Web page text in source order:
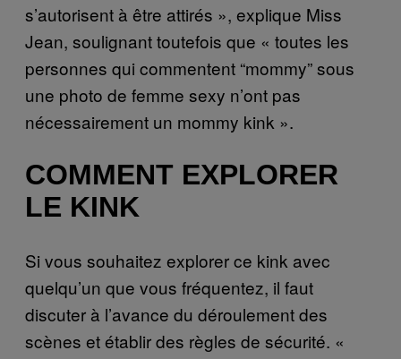
s’autorisent à être attirés », explique Miss
Jean, soulignant toutefois que « toutes les
personnes qui commentent “mommy” sous
une photo de femme sexy n’ont pas
nécessairement un mommy kink ».
COMMENT EXPLORER
LE KINK
Si vous souhaitez explorer ce kink avec
quelqu’un que vous fréquentez, il faut
discuter à l’avance du déroulement des
scènes et établir des règles de sécurité. «